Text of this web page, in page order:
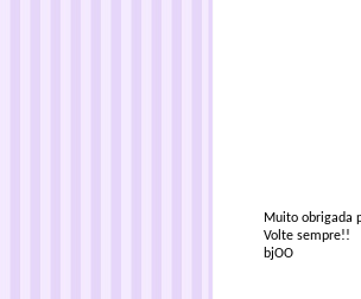
Muito obrigada
Volte sempre!!
bjOO